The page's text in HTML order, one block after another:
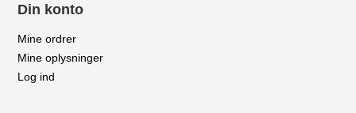
Din konto
Mine ordrer
Mine oplysninger
Log ind